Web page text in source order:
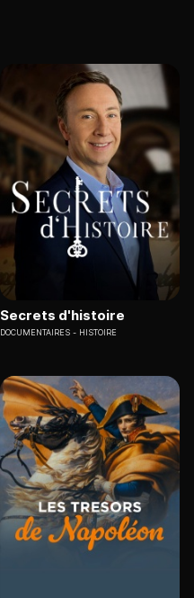
Secrets d'histoire
DOCUMENTAIRES HISTOIRE